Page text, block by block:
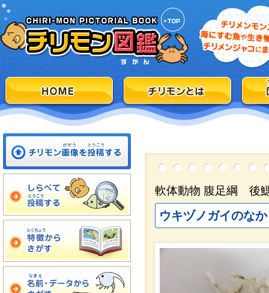
軟体動物 腹足綱 後
ウキヅノガイのな